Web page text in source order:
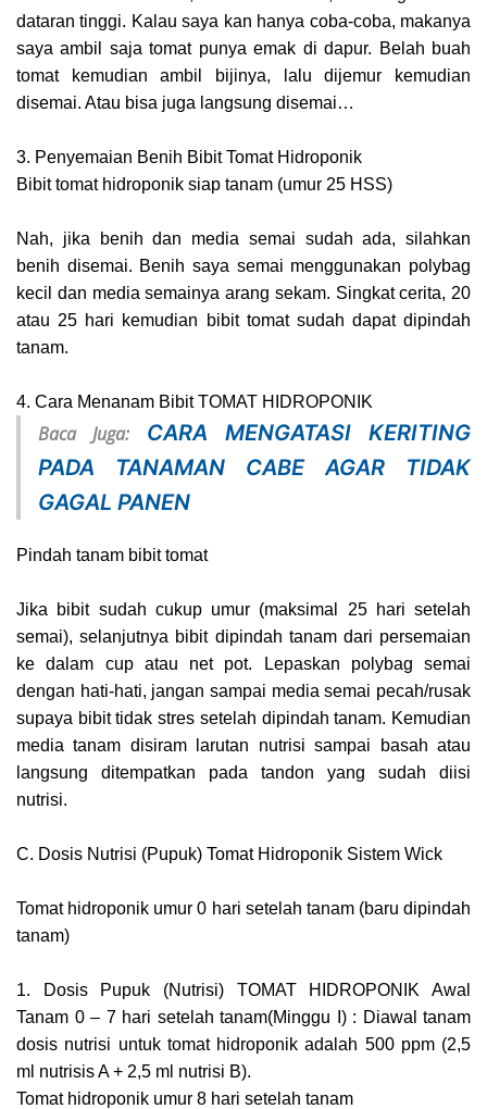
dataran tinggi. Kalau saya kan hanya coba-coba, makanya
saya ambil saja tomat punya emak di dapur. Belah buah
tomat kemudian ambil bijinya, lalu dijemur kemudian
disemai. Atau bisa juga langsung disemai…
3. Penyemaian Benih Bibit Tomat Hidroponik
Bibit tomat hidroponik siap tanam (umur 25 HSS)
Nah, jika benih dan media semai sudah ada, silahkan
benih disemai. Benih saya semai menggunakan polybag
kecil dan media semainya arang sekam. Singkat cerita, 20
atau 25 hari kemudian bibit tomat sudah dapat dipindah
tanam.
4. Cara Menanam Bibit TOMAT HIDROPONIK
Baca Juga: CARA MENGATASI KERITING
PADA TANAMAN CABE AGAR TIDAK
GAGAL PANEN
Pindah tanam bibit tomat
Jika bibit sudah cukup umur (maksimal 25 hari setelah
semai), selanjutnya bibit dipindah tanam dari persemaian
ke dalam cup atau net pot. Lepaskan polybag semai
dengan hati-hati, jangan sampai media semai pecah/rusak
supaya bibit tidak stres setelah dipindah tanam. Kemudian
media tanam disiram larutan nutrisi sampai basah atau
langsung ditempatkan pada tandon yang sudah diisi
nutrisi.
C. Dosis Nutrisi (Pupuk) Tomat Hidroponik Sistem Wick
Tomat hidroponik umur 0 hari setelah tanam (baru dipindah
tanam)
1. Dosis Pupuk (Nutrisi) TOMAT HIDROPONIK Awal
Tanam 0 – 7 hari setelah tanam(Minggu I) : Diawal tanam
dosis nutrisi untuk tomat hidroponik adalah 500 ppm (2,5
ml nutrisis A + 2,5 ml nutrisi B).
Tomat hidroponik umur 8 hari setelah tanam